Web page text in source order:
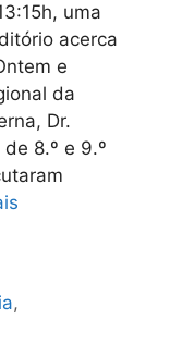
uma
acerca
e
da
Dr.
8.º e 9.º
,